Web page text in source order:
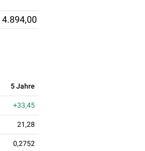
4.894,00
5 Jahre
+33,45
21,28
0,2752